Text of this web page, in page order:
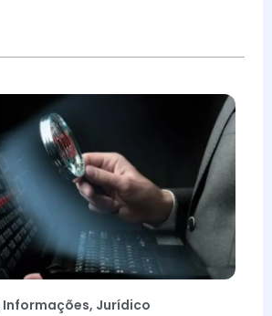
Informações, Jurídico